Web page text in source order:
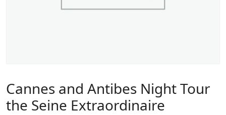
Cannes and Antibes Night Tour
the Seine Extraordinaire